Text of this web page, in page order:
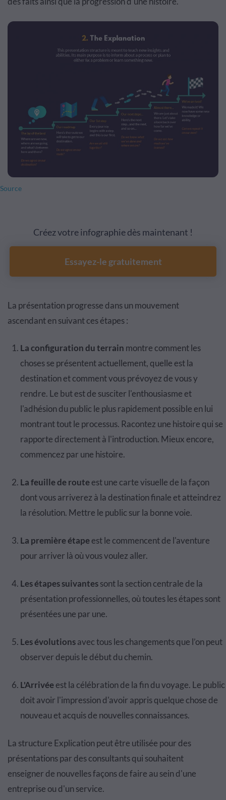
Source
Créez votre infographie dès maintenant !
Essayez-le gratuitement
La présentation progresse dans un mouvement
ascendant en suivant ces étapes :
La configuration du terrain montre comment les
choses se présentent actuellement, quelle est la
destination et comment vous prévoyez de vous y
rendre. Le but est de susciter l'enthousiasme et
l'adhésion du public le plus rapidement possible en lui
montrant tout le processus. Racontez une histoire qui se
rapporte directement à l'introduction. Mieux encore,
commencez par une histoire.
La feuille de routeest une carte visuelle de la façon
dont vous arriverez à la destination finale et atteindrez
la résolution. Mettre le public sur la bonne voie.
La première étapeest le commencent de l'aventure
pour arriver là où vous voulez aller.
Les étapes suivantessont la section centrale de la
présentation professionnelles, où toutes les étapes sont
présentées une par une.
Les évolutionsavec tous les changements que l’on peut
observer depuis le début du chemin.
L'Arrivéeest la célébration de la fin du voyage. Le public
doit avoir l'impression d'avoir appris quelque chose de
nouveau et acquis de nouvelles connaissances.
La structure Explication peut être utilisée pour des
présentations par des consultants qui souhaitent
enseigner de nouvelles façons de faire au sein d'une
entreprise ou d'un service.